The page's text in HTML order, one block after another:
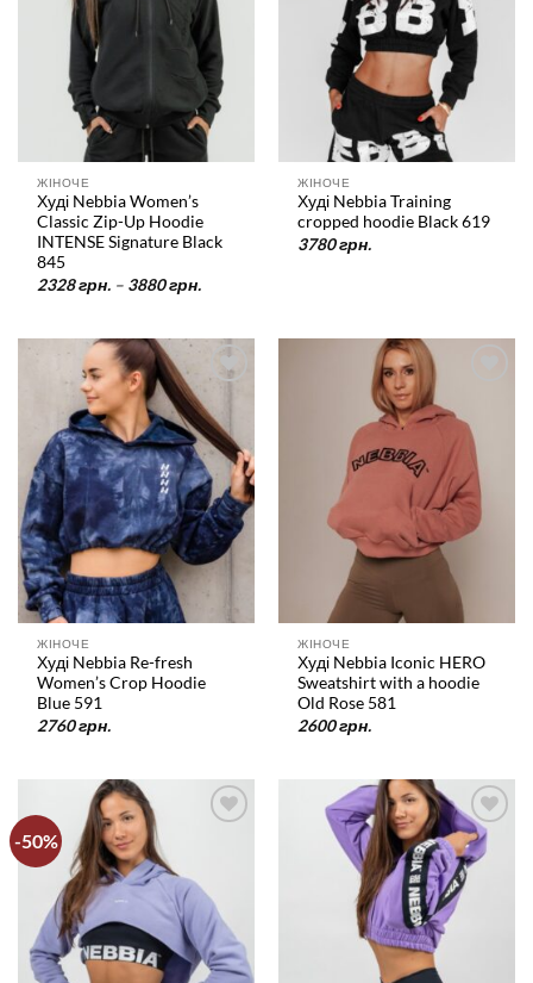
ЖІНОЧЕ
Худі Nebbia Women’s
Classic Zip-Up Hoodie
INTENSE Signature Black
845
2328грн. – 3880грн.
до
3880 грн.
ЖІНОЧЕ
Худі Nebbia Training
cropped hoodie Black 619
3780грн.
список
бажань
ЖІНОЧЕ
Худі Nebbia Re-fresh
Women’s Crop Hoodie
Blue 591
2760грн.
список
бажань
ЖІНОЧЕ
Худі Nebbia Iconic HERO
Sweatshirt with a hoodie
Old Rose 581
2600грн.
-50%
У
список
бажань